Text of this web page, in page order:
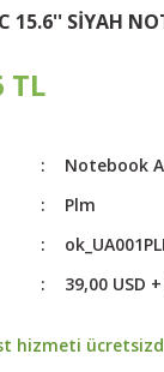
15.6'' SİYAH
TL
Notebook
Plm
39,00 USD
hizmeti